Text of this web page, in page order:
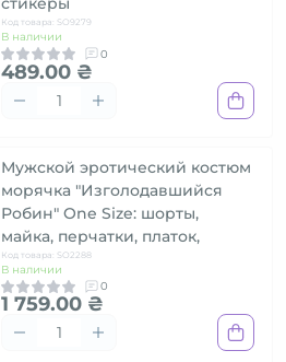
Код товара: SO9279
В наличии
0
489.00 ₴
Мужской эротический костюм
морячка "Изголодавшийся
Робин" One Size: шорты,
майка, перчатки, платок,
Код товара: SO2288
В наличии
0
1 759.00 ₴